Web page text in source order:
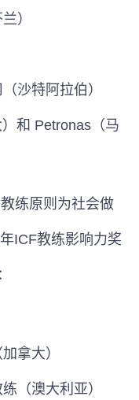
）
沙特阿拉伯）
和 Petronas（马
练原则为社会做
ICF教练影响力奖
拿大）
（澳大利亚）